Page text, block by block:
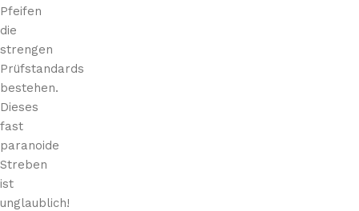
Pfeifen
die
strengen
Prüfstandards
bestehen.
Dieses
fast
paranoide
Streben
ist
unglaublich!